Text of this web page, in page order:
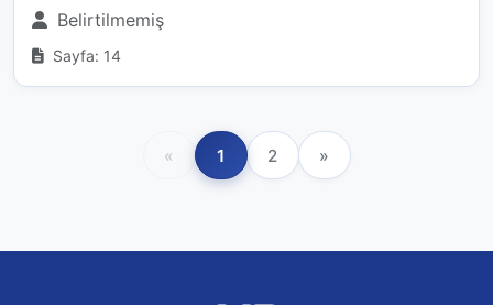
Belirtilmemiş
Sayfa: 14
« 1 2 »